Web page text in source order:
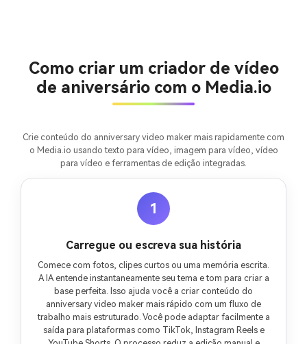
Como criar um criador de vídeo
de aniversário com o Media.io
Crie conteúdo do anniversary video maker mais rapidamente com
o Media.io usando texto para vídeo, imagem para vídeo, vídeo
para vídeo e ferramentas de edição integradas.
1
Carregue ou escreva sua história
Comece com fotos, clipes curtos ou uma memória escrita.
A IA entende instantaneamente seu tema e tom para criar a
base perfeita. Isso ajuda você a criar conteúdo do
anniversary video maker mais rápido com um fluxo de
trabalho mais estruturado. Você pode adaptar facilmente a
saída para plataformas como TikTok, Instagram Reels e
IA sem limites.
100% grátis!